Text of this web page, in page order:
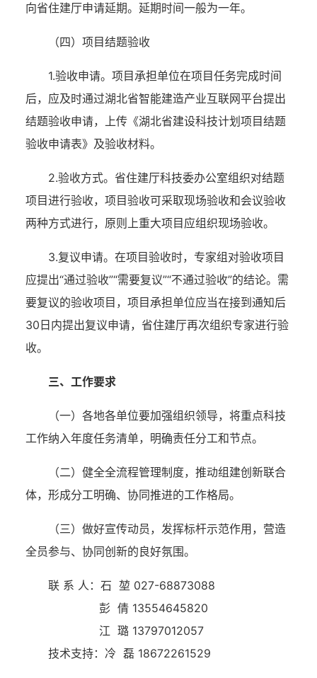
向省住建厅申请延期。延期时间一般为一年。
（四）项目结题验收
1.验收申请。项目承担单位在项目任务完成时间
后，应及时通过湖北省智能建造产业互联网平台提出
结题验收申请，上传《湖北省建设科技计划项目结题
验收申请表》及验收材料。
2.验收方式。省住建厅科技委办公室组织对结题
项目进行验收，项目验收可采取现场验收和会议验收
两种方式进行，原则上重大项目应组织现场验收。
3.复议申请。在项目验收时，专家组对验收项目
应提出“通过验收”“需要复议”“不通过验收”的结论。需
要复议的验收项目，项目承担单位应当在接到通知后
30日内提出复议申请，省住建厅再次组织专家进行验
收。
三、工作要求
（一）各地各单位要加强组织领导，将重点科技
工作纳入年度任务清单，明确责任分工和节点。
（二）健全全流程管理制度，推动组建创新联合
体，形成分工明确、协同推进的工作格局。
（三）做好宣传动员，发挥标杆示范作用，营造
全员参与、协同创新的良好氛围。
联 系 人：石 堃 027-68873088
彭 倩 13554645820
江 璐 13797012057
技术支持：冷 磊 18672261529